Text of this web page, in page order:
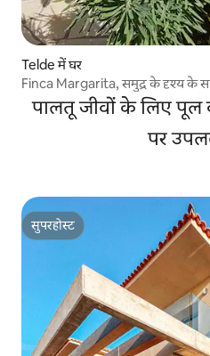
Telde में घर
Finca Margarita, समुद्र के दृश्य के
पालतू जीवों के लिए पूल
पर
सुपरहोस्ट
सुपरहोस्ट